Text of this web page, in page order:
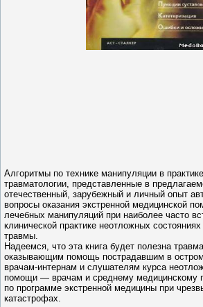
Алгоритмы по технике манипуляции в
травматологии, представленные в
отечественный, зарубежный и личный опыт
вопросы оказания экстренной медицинской
лечебных манипуляций при наиболее часто
клинической практике неотложных
травмы.
Надеемся, что эта книга будет полезна
оказывающим помощь пострадавшим в
врачам-интернам и слушателям курса
помощи — врачам и среднему медицинскому
по программе экстренной медицины при
катастрофах.